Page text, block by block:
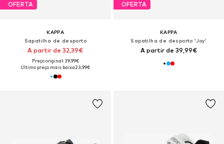
OFERTA
KAPPA
Sapatilha de desporto
A partir de 32,39€
Preço original: 39,99€
Último preço mais baixo:23,99€
OFERTA
KAPPA
Sapatilha de desporto 'Joy'
A partir de 39,99€